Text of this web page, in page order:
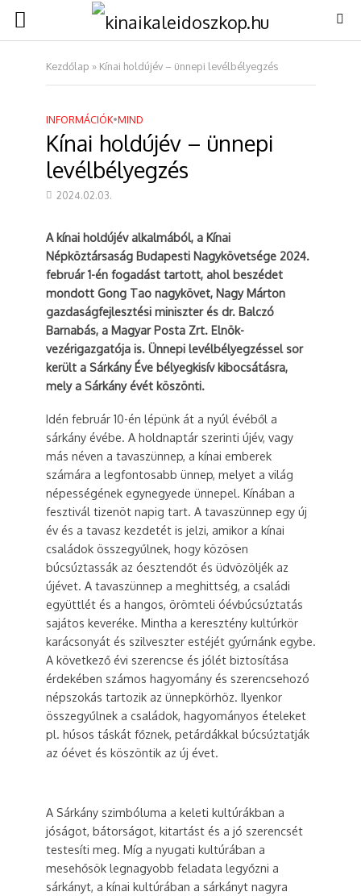
Kezdőlap » Kínai holdújév – ünnepi levélbélyegzés
INFORMÁCIÓK•MIND
Kínai holdújév – ünnepi
levélbélyegzés
2024.02.03.
A kínai holdújév alkalmából, a Kínai
Népköztársaság Budapesti Nagykövetsége 2024.
február 1-én fogadást tartott, ahol beszédet
mondott Gong Tao nagykövet, Nagy Márton
gazdaságfejlesztési miniszter és dr. Balczó
Barnabás, a Magyar Posta Zrt. Elnök-
vezérigazgatója is. Ünnepi levélbélyegzéssel sor
került a Sárkány Éve bélyegkisív kibocsátásra,
mely a Sárkány évét köszönti.
Idén február 10-én lépünk át a nyúl évéből a
sárkány évébe. A holdnaptár szerinti újév, vagy
más néven a tavaszünnep, a kínai emberek
számára a legfontosabb ünnep, melyet a világ
népességének egynegyede ünnepel. Kínában a
fesztivál tizenöt napig tart. A tavaszünnep egy új
év és a tavasz kezdetét is jelzi, amikor a kínai
családok összegyűlnek, hogy közösen
búcsúztassák az óesztendőt és üdvözöljék az
újévet. A tavaszünnep a meghittség, a családi
együttlét és a hangos, örömteli óévbúcsúztatás
sajátos keveréke. Mintha a keresztény kultúrkör
karácsonyát és szilveszter estéjét gyúrnánk egybe.
A következő évi szerencse és jólét biztosítása
érdekében számos hagyomány és szerencsehozó
népszokás tartozik az ünnepkörhöz. Ilyenkor
összegyűlnek a családok, hagyományos ételeket
pl. húsos táskát főznek, petárdákkal búcsúztatják
az óévet és köszöntik az új évet.
A Sárkány szimbóluma a keleti kultúrákban a
jóságot, bátorságot, kitartást és a jó szerencsét
testesíti meg. Míg a nyugati kultúrában a
mesehősök legnagyobb feladata legyőzni a
sárkányt, a kínai kultúrában a sárkányt nagyra